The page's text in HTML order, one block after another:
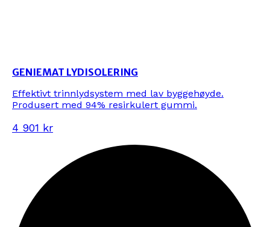
GENIEMAT LYDISOLERING
Effektivt trinnlydsystem med lav byggehøyde.
Produsert med 94% resirkulert gummi.
4 901 kr